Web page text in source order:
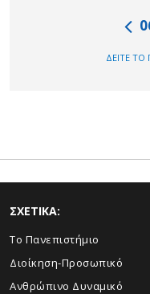
ΔΕΙΤΕ
ΣΧΕΤΙΚΑ:
Το Πανεπιστήμιο
Διοίκηση-Προσωπικό
Ανθρώπινο Δυναμικό